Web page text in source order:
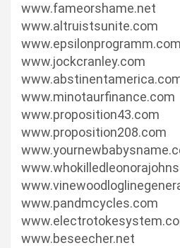
www.fameorshame.net
www.altruistsunite.com
www.epsilonprogramm.com
www.jockcranley.com
www.minotaurfinance.com
www.proposition43.com
www.proposition208.com
www.pandmcycles.com
www.beseecher.net